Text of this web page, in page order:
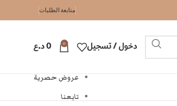
متابعة الطلبات
دخول / تسجيل 0
0د.ع
عروض حصرية
تابعنا